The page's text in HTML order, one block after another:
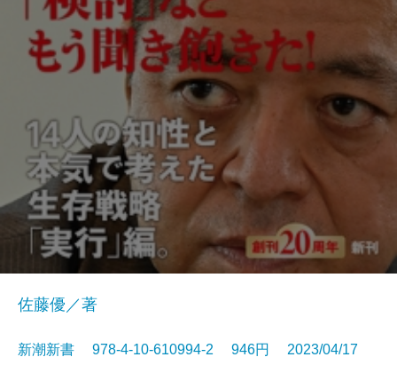
佐藤優／著
新潮新書 978-4-10-610994-2 946円 2023/04/17